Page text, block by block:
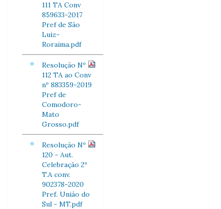
111 TA Conv
859633-2017
Pref de São
Luiz-
Roraima.pdf
Resolução Nº
112 TA ao Conv
nº 883359-2019
Pref de
Comodoro-
Mato
Grosso.pdf
Resolução Nº
120 - Aut.
Celebração 2º
T.A conv.
902378-2020
Pref. União do
Sul - MT.pdf